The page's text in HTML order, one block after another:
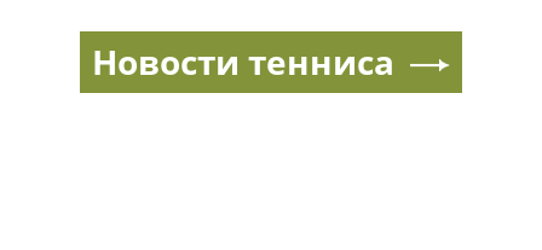
Новости тенниса